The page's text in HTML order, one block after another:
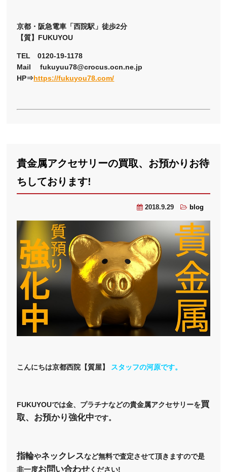
京都・阪急電車「西院駅」徒歩2分
【質】FUKUYOU
TEL 0120-19-1178
Mail fukuyuu78@crocus.ocn.ne.jp
HP⇒https://fukuyou78.com/
貴金属アクセサリーの買取、お預かりお待
ちしております!
2018.9.29 blog
こんにちは京都西院【質屋】 スタッフの河原です。
FUKUYOUでは金、プラチナなどの貴金属アクセサリーを買
取、お預かり強化中です。
指輪やネックレスなど無料で査定させて頂きますので是
非一度お問い合わせください!